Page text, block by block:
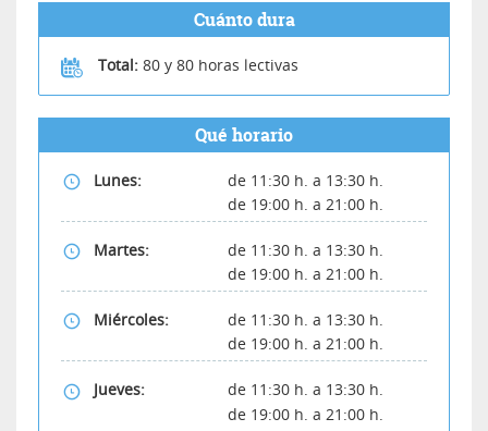
Cuánto dura
Total: 80 y 80 horas lectivas
Qué horario
Lunes:
de 11:30 h. a 13:30 h.
de 19:00 h. a 21:00 h.
Martes:
de 11:30 h. a 13:30 h.
de 19:00 h. a 21:00 h.
Miércoles:
de 11:30 h. a 13:30 h.
de 19:00 h. a 21:00 h.
Jueves:
de 11:30 h. a 13:30 h.
de 19:00 h. a 21:00 h.